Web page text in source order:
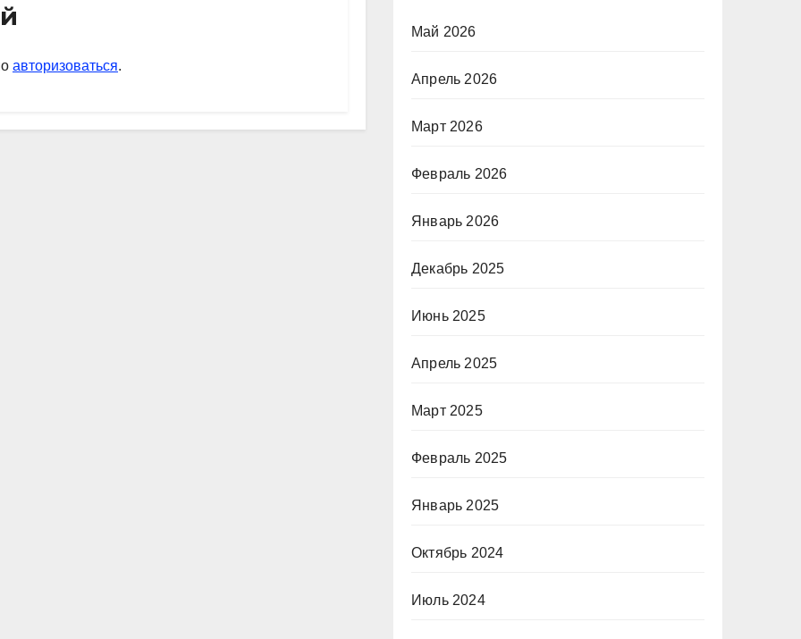
авторизоваться.
Май 2026
Апрель 2026
Март 2026
Февраль 2026
Январь 2026
Декабрь 2025
Июнь 2025
Апрель 2025
Март 2025
Февраль 2025
Январь 2025
Октябрь 2024
Июль 2024